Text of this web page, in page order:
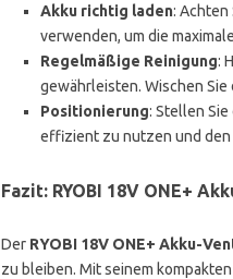
Akku richtig laden: Achten
verwenden, um die
Regelmäßige Reinigung:
gewährleisten. Wischen
Positionierung: Stellen
effizient zu nutzen und
Fazit: RYOBI 18V ONE+
Der RYOBI 18V ONE+ Akku-
zu bleiben. Mit seinem